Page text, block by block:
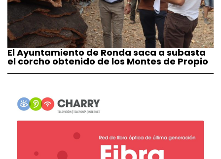
El Ayuntamiento de Ronda saca a subasta
el corcho obtenido de los Montes de Propio